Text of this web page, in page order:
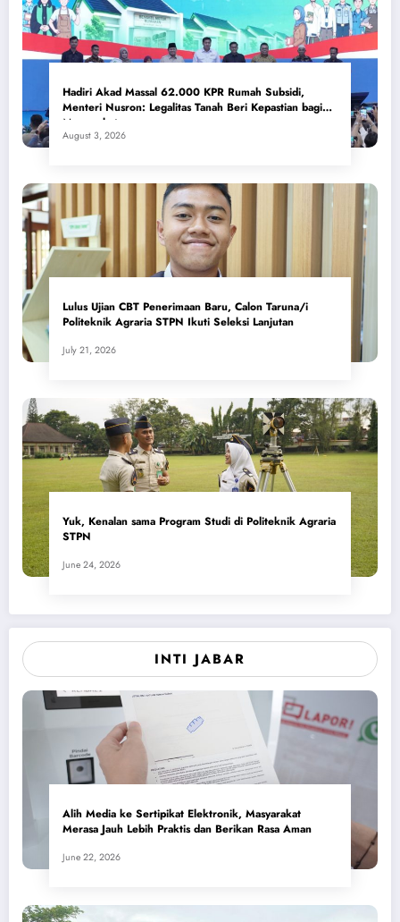
Hadiri Akad Massal 62.000 KPR Rumah Subsidi,
Menteri Nusron: Legalitas Tanah Beri Kepastian bagi
Masyarakat
August 3, 2026
Lulus Ujian CBT Penerimaan Baru, Calon Taruna/i
Politeknik Agraria STPN Ikuti Seleksi Lanjutan
July 21, 2026
Yuk, Kenalan sama Program Studi di Politeknik Agraria
STPN
June 24, 2026
INTI JABAR
Alih Media ke Sertipikat Elektronik, Masyarakat
Merasa Jauh Lebih Praktis dan Berikan Rasa Aman
June 22, 2026